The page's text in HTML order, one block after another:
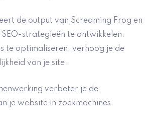
de output van Screaming Frog en
strategieën te ontwikkelen.
te optimaliseren, verhoog je de
van je site.
verbeter je de
je website in zoekmachines